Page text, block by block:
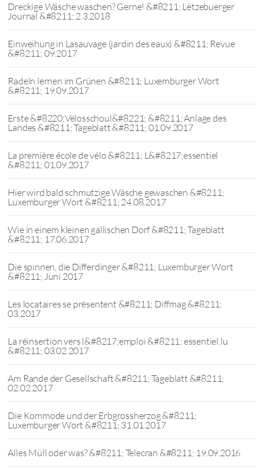
Dreckige Wäsche waschen? Gerne! &#8211; Lëtzebuerger
Journal &#8211; 2.3.2018
Einweihung in Lasauvage (jardin des eaux) &#8211; Revue
&#8211; 09.2017
Radeln lernen im Grünen &#8211; Luxemburger Wort
&#8211; 19.09.2017
Erste &#8220;Vëlosschoul&#8221; &#8211; Anlage des
Landes &#8211; Tageblatt &#8211; 01.09.2017
La première école de vélo &#8211; L&#8217;essentiel
&#8211; 01.09.2017
Hier wird bald schmutzige Wäsche gewaschen &#8211;
Luxemburger Wort &#8211; 24.08.2017
Wie in einem kleinen gallischen Dorf &#8211; Tageblatt
&#8211; 17.06.2017
Die spinnen, die Differdinger &#8211; Luxemburger Wort
&#8211; Juni 2017
Les locataires se présentent &#8211; Diffmag &#8211;
03.2017
La réinsertion vers l&#8217;emploi &#8211; essentiel.lu
&#8211; 03.02.2017
Am Rande der Gesellschaft &#8211; Tageblatt &#8211;
02.02.2017
Die Kommode und der Erbgrossherzog &#8211;
Luxemburger Wort &#8211; 31.01.2017
Alles Müll oder was? &#8211; Telecran &#8211; 19.09.2016